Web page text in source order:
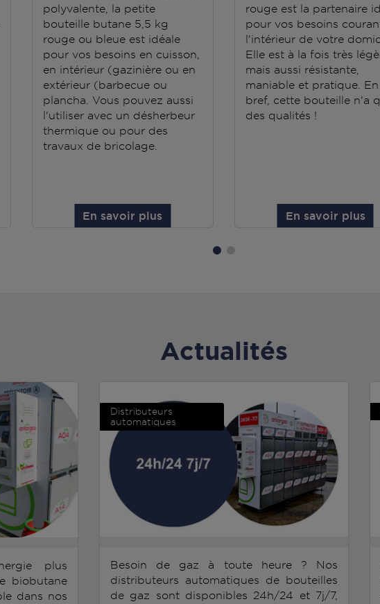
polyvalente, la petite
bouteille butane 5,5 kg
rouge ou bleue est idéale
pour vos besoins en cuisson,
en intérieur (gazinière ou en
extérieur (barbecue ou
plancha. Vous pouvez aussi
l'utiliser avec un désherbeur
thermique ou pour des
travaux de bricolage.
En savoir plus
rouge est la partenaire
pour vos besoins
l'intérieur de votre
Elle est à la fois très
mais aussi résistante,
maniable et pratique. En
bref, cette bouteille n'a
des qualités !
En savoir plus
Actualités
plus
biobutane
dans nos
Distributeurs
automatiques
Besoin de gaz à toute heure ? Nos
distributeurs automatiques de bouteilles
de gaz sont disponibles 24h/24 et 7j/7,